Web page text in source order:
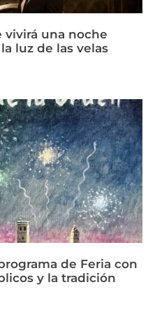
vivirá una noche
luz de las velas
de Feria con
y la tradición